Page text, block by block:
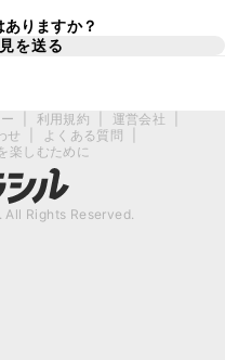
りますか？
を送る
利用規約 運営会社
せ
よくある質問
楽しむために
Rights Reserved.